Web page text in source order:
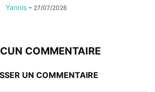
Yannis - 27/07/2026
COMMENTAIRE
UN COMMENTAIRE